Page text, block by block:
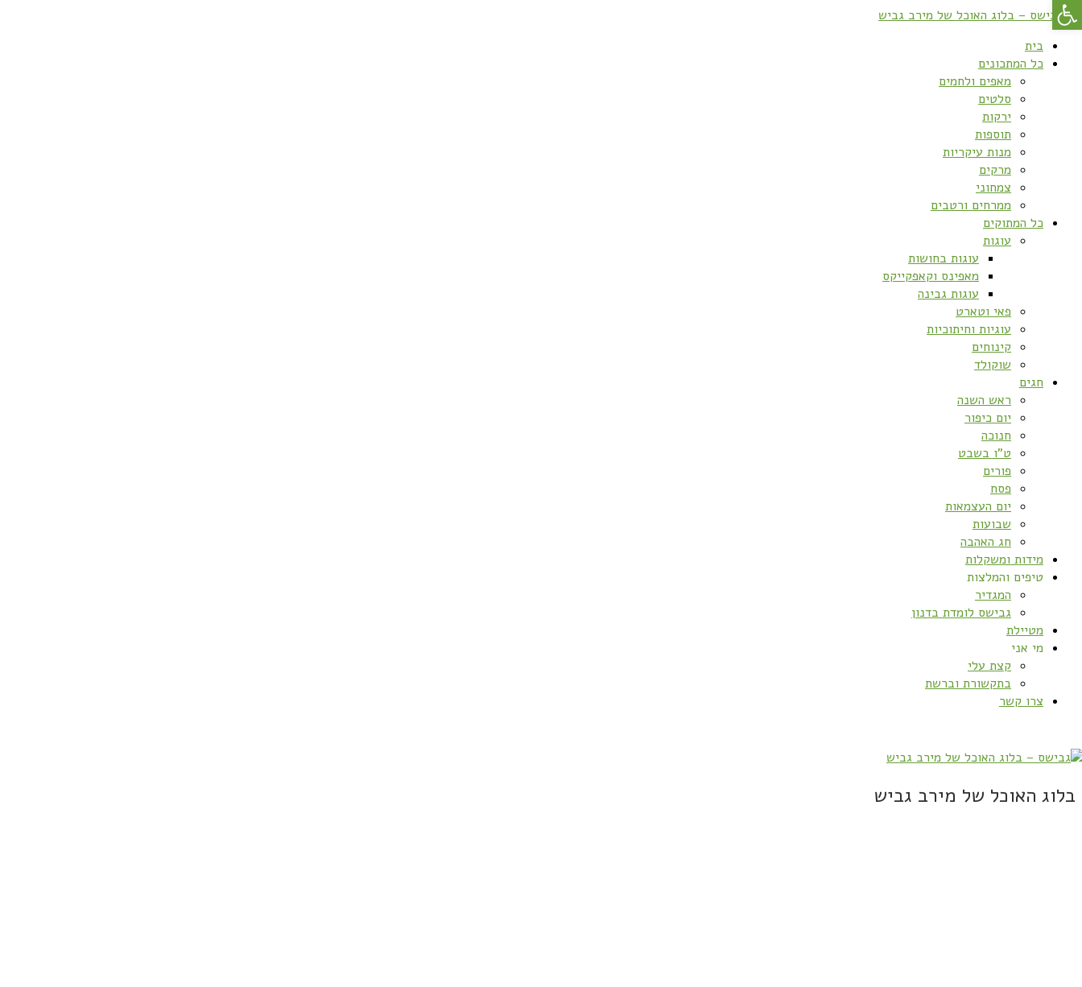
בית
כל המתכונים
מאפים ולחמים
סלטים
ירקות
תוספות
מנות עיקריות
מרקים
צמחוני
ממרחים ורטבים
כל המתוקים
עוגות
עוגות בחושות
מאפינס וקאפקייקס
עוגות גבינה
פאי וטארט
עוגיות וחיתוכיות
קינוחים
שוקולד
חגים
ראש השנה
יום כיפור
חנוכה
ט”ו בשבט
פורים
פסח
יום העצמאות
שבועות
חג האהבה
מידות ומשקלות
טיפים והמלצות
המגדיר
גבישס לומדת בדנון
מטיילת
מי אני
קצת עלי
בתקשורת וברשת
צרו קשר
בלוג האוכל של מירב גביש